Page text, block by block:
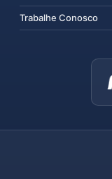
Trabalhe Conosco